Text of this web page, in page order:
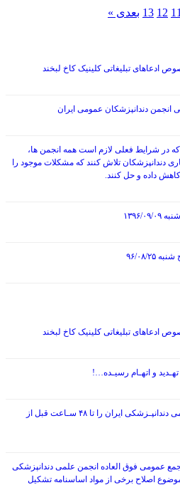
11
12
13 بعدی »
ادعاهای تبلیغاتی کلینیک کاخ لبخند
انجمن دندانپزشکان عمومی ایران
در شرایط فعلی لازم است همه انجمن ها،
دندانپزشکان تلاش کنند که مشکلات موجود را
داده و حل کنند.
ادعاهای تبلیغاتی کلینیک کاخ لبخند
و اتهـام رسیـده…!
مهـلت عضـویت در انجـمن علمی دندانپـزشکی ایران را تا ۴۸ سـاعت قبل از
عمومی فوق العاده انجمن علمی دندانپزشکی
تاریخ ۱۳۹۷/۰۷/۲۶ ، با موضوع اصلاح برخی از مواد اساسنامه تشکیل